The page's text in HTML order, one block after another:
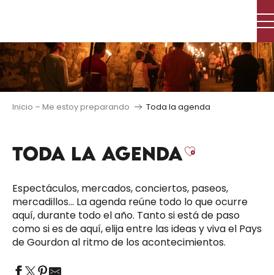
principal
Inicio – Me estoy preparando Toda la agenda
TODA LA AGENDAAjouter
Espectáculos, mercados, conciertos, paseos,
mercadillos… La agenda reúne todo lo que ocurre
aquí, durante todo el año. Tanto si está de paso
como si es de aquí, elija entre las ideas y viva el Pays
de Gourdon al ritmo de los acontecimientos.